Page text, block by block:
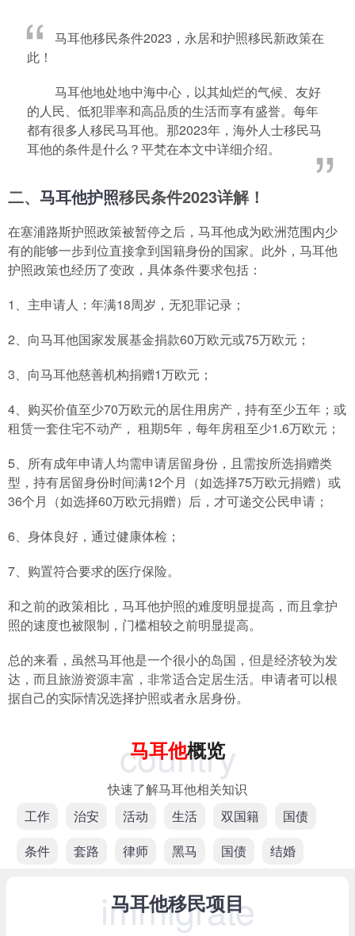
马耳他移民条件2023，永居和护照移民新政策在
此！
马耳他地处地中海中心，以其灿烂的气候、友好
的人民、低犯罪率和高品质的生活而享有盛誉。每年
都有很多人移民马耳他。那2023年，海外人士移民马
耳他的条件是什么？平梵在本文中详细介绍。
二、 马耳他护照移民条件2023详解！
在塞浦路斯护照政策被暂停之后，马耳他成为欧洲范围内少
有的能够一步到位直接拿到国籍身份的国家。此外，马耳他
护照政策也经历了变政，具体条件要求包括：
1、主申请人：年满18周岁，无犯罪记录；
2、向马耳他国家发展基金捐款60万欧元或75万欧元；
3、向马耳他慈善机构捐赠1万欧元；
4、购买价值至少70万欧元的居住用房产，持有至少五年；或
租赁一套住宅不动产， 租期5年，每年房租至少1.6万欧元；
5、所有成年申请人均需申请居留身份，且需按所选捐赠类
型，持有居留身份时间满12个月（如选择75万欧元捐赠）或
36个月（如选择60万欧元捐赠）后，才可递交公民申请；
6、身体良好，通过健康体检；
7、购置符合要求的医疗保险。
和之前的政策相比，马耳他护照的难度明显提高，而且拿护
照的速度也被限制，门槛相较之前明显提高。
总的来看，虽然马耳他是一个很小的岛国，但是经济较为发
达，而且旅游资源丰富，非常适合定居生活。申请者可以根
据自己的实际情况选择护照或者永居身份。
马耳他概览
country
快速了解马耳他相关知识
工作
治安 活动 生活 双国籍
国债
条件
套路 律师 黑马 国债 结婚
马耳他移民项目
immigrate